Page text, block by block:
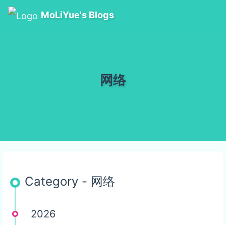
MoLiYue's Blogs
网络
Category - 网络
2026